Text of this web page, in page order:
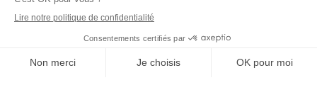
Vos leads ne sont pas priorisés